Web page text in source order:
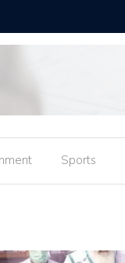
Sports